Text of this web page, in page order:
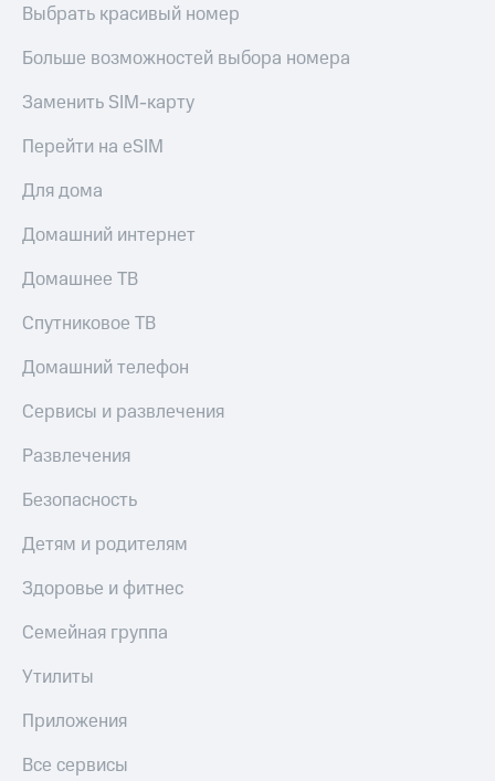
Выбрать красивый номер
Больше возможностей выбора номера
Заменить SIM-карту
Перейти на eSIM
Для дома
Домашний интернет
Домашнее ТВ
Спутниковое ТВ
Домашний телефон
Сервисы и развлечения
Развлечения
Безопасность
Детям и родителям
Здоровье и фитнес
Семейная группа
Утилиты
Приложения
Все сервисы